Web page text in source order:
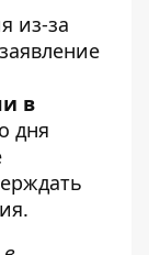
из-за
в
дня